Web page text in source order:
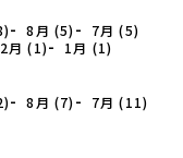
8月 (5)
7月 (5)
2月 (1) 1月 (1)
8月 (7)
7月 (11)